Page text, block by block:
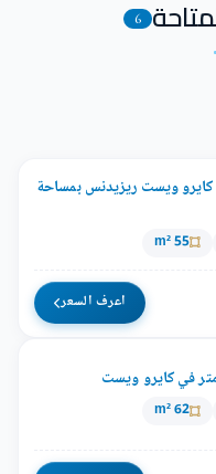
6
كايرو ويست ريزيدنس بمساحة
55 m²
اعرف السعر
62 m²